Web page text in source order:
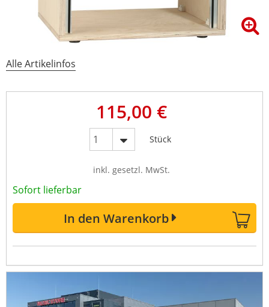
Alle Artikelinfos
115,00 €
Stück
inkl. gesetzl. MwSt.
Sofort lieferbar
In den Warenkorb